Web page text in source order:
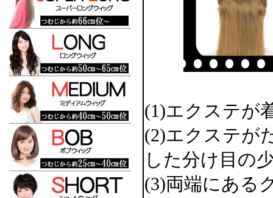
(1)エクステが
(2)エクステが
した分け目の
(3)両端にある